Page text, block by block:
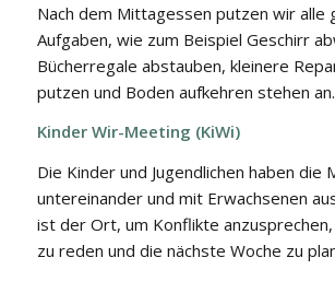
Nach dem Mittagessen putzen wir alle
Aufgaben, wie zum Beispiel Geschirr
Bücherregale abstauben, kleinere
putzen und Boden aufkehren stehen an.
Kinder Wir-Meeting (KiWi)
Die Kinder und Jugendlichen haben die
untereinander und mit Erwachsenen
ist der Ort, um Konflikte
zu reden und die nächste Woche zu